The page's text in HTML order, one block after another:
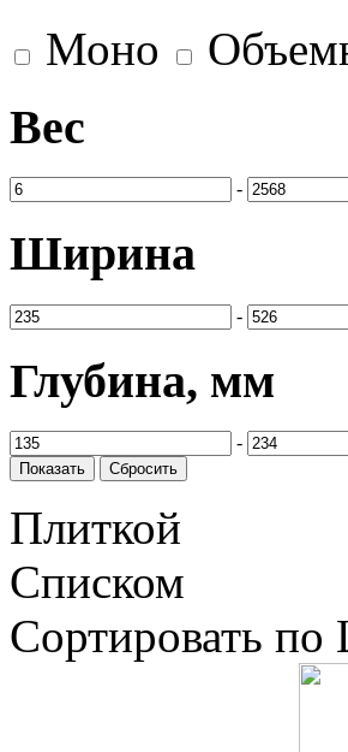
Моно
Вес
-
Ширина
-
Глубина, мм
-
Плиткой
Списком
Сортировать по